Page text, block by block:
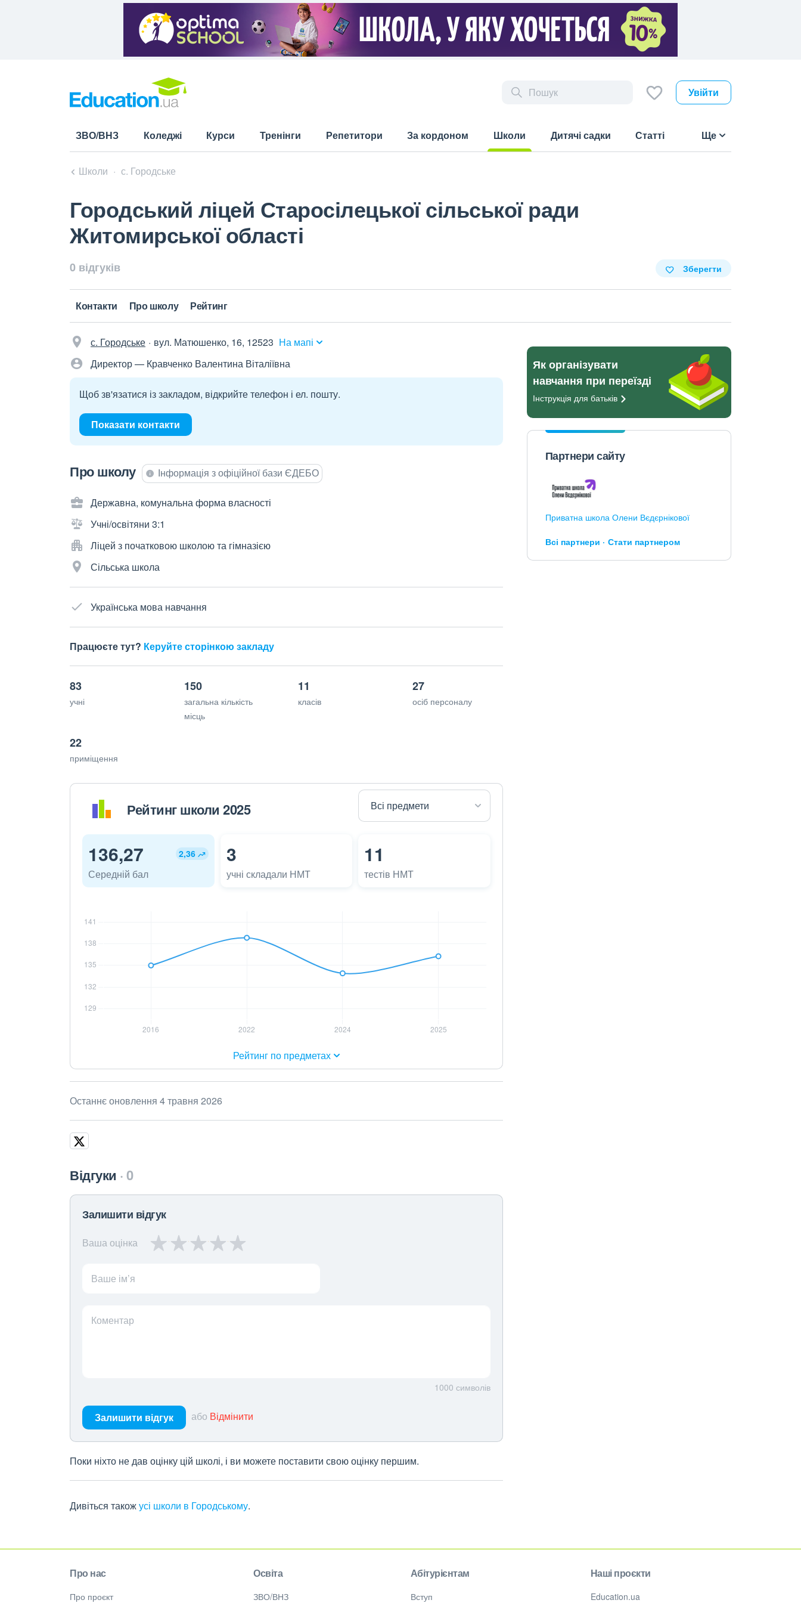
Увійти
ЗВО/ВНЗ Коледжі Курси Тренінги Репетитори За кордоном
Школи
Дитячі садки Статті Ще
Школи с. Городське
Городський ліцей Старосілецької сільської ради
Житомирської області
0 відгуків Зберегти
Контакти Про школу Рейтинг
с. Городське вул. Матюшенко, 16, 12523 На мапі
Директор — Кравченко Валентина Віталіївна
Щоб зв'язатися із закладом, відкрийте телефон і ел. пошту.
Показати контакти
Про школу Інформація з офіційної бази ЄДЕБО
Державна, комунальна форма власності
Учні/освітяни 3:1
Ліцей з початковою школою та гімназією
Сільська школа
Українська мова навчання
Працюєте тут? Керуйте сторінкою закладу
83
учні
150
загальна кількість
місць
11
класів
27
осіб персоналу
22
приміщення
Рейтинг школи 2025
136,27 2,36
Середній бал
3
учні складали НМТ
11
тестів НМТ
Рейтинг по предметах
Останнє оновлення 4 травня 2026
Відгуки 0
Залишити відгук
Ваша оцінка
Ваше ім’я
Коментар
1000 символів
Залишити відгук або Відмінити
Поки ніхто не дав оцінку цій школі, і ви можете поставити свою оцінку першим.
Дивіться такожусі школи в Городському.
Як організувати
навчання при переїзді
Інструкція для батьків
Партнери сайту
Приватна школа Олени Вєдєрнікової
Всі партнери Стати партнером
Про нас
Про проєкт
Освіта
ЗВО/ВНЗ
Абітурієнтам
Вступ
Наші проєкти
Education.ua